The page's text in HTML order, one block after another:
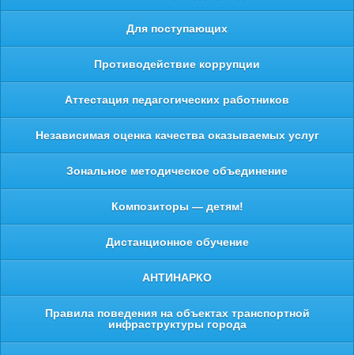
Для поступающих
Противодействие коррупции
Аттестация педагогических работников
Независимая оценка качества оказываемых услуг
Зональное методическое объединение
Композиторы — детям!
Дистанционное обучение
АНТИНАРКО
Правила поведения на объектах транспортной
инфраструктуры города